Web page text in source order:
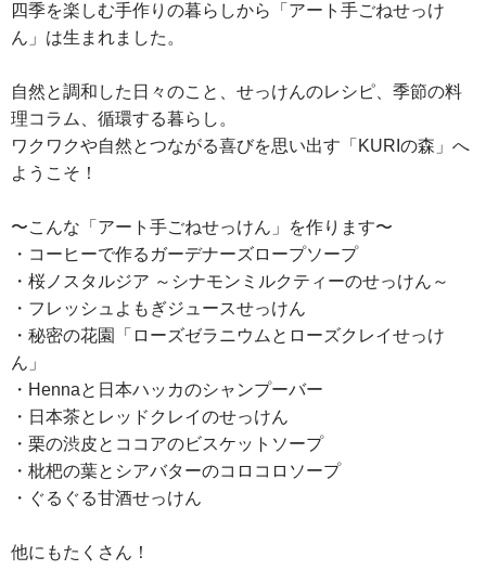
四季を楽しむ手作りの暮らしから「アート手ごねせっけ
ん」は生まれました。
自然と調和した日々のこと、せっけんのレシピ、季節の料
理コラム、循環する暮らし。
ワクワクや自然とつながる喜びを思い出す「KURIの森」へ
ようこそ！
〜こんな「アート手ごねせっけん」を作ります〜
・コーヒーで作るガーデナーズロープソープ
・桜ノスタルジア ～シナモンミルクティーのせっけん～
・フレッシュよもぎジュースせっけん
・秘密の花園「ローズゼラニウムとローズクレイせっけ
ん」
・Hennaと日本ハッカのシャンプーバー
・日本茶とレッドクレイのせっけん
・栗の渋皮とココアのビスケットソープ
・枇杷の葉とシアバターのコロコロソープ
・ぐるぐる甘酒せっけん
他にもたくさん！